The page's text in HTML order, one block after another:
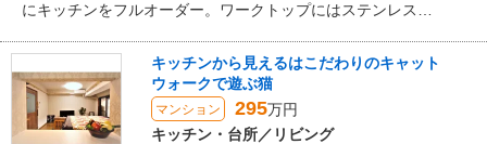
にキッチンをフルオーダー。ワークトップにはステンレスを
既存の窓を活かせるよう水栓等の位置を調整できるのもフル
オーダーの良いところ。新旧が心地よく調和するこだわりの
キッチンが完成しました。
キッチンから見えるはこだわりのキャット
ウォークで遊ぶ猫
マンション 295万円
キッチン・台所／リビング